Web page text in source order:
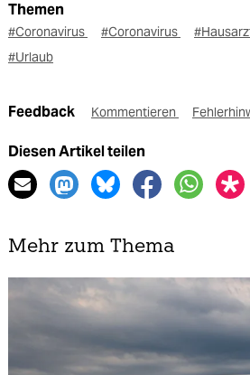
Themen
#Coronavirus #Coronavirus
#Urlaub
Feedback Kommentieren
Diesen Artikel teilen
Mehr zum Thema